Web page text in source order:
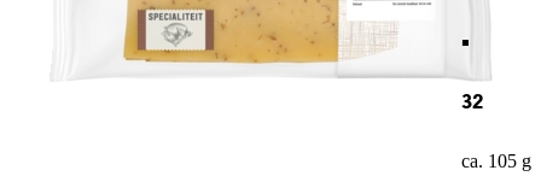
.
32
ca. 105 g